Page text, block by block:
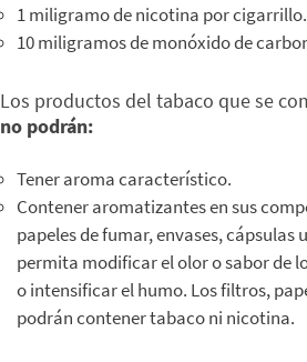
1 miligramo de nicotina por cigarrillo.
10 miligramos de monóxido de
Los productos del tabaco que se
no podrán:
Tener aroma característico.
Contener aromatizantes en sus
papeles de fumar, envases,
permita modificar el olor o sabor de
o intensificar el humo. Los filtros,
podrán contener tabaco ni nicotina.